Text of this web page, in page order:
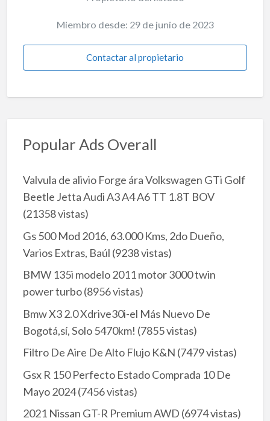
Miembro desde: 29 de junio de 2023
Contactar al propietario
Popular Ads Overall
Valvula de alivio Forge ára Volkswagen GTi Golf
Beetle Jetta Audi A3 A4 A6 TT 1.8T BOV
(21358 vistas)
Gs 500 Mod 2016, 63.000 Kms, 2do Dueño,
Varios Extras, Baúl (9238 vistas)
BMW 135i modelo 2011 motor 3000 twin
power turbo(8956 vistas)
Bmw X3 2.0 Xdrive30i-el Más Nuevo De
Bogotá,sí, Solo 5470km! (7855 vistas)
Filtro De Aire De Alto Flujo K&N (7479 vistas)
Gsx R 150 Perfecto Estado Comprada 10 De
Mayo 2024(7456 vistas)
2021 Nissan GT-R Premium AWD (6974 vistas)